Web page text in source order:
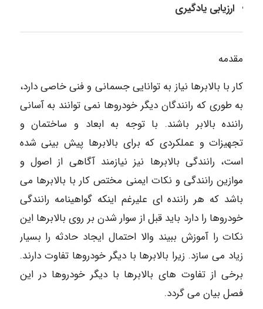
ارزیابی یادگیری
مقدمه
کار با بالابرها نیاز به توانایی جسمانی و فنی خاصی دارد،
به طوری که رانندگان دیگر خودروها نمی توانند به آسانی
راننده بالابر باشند. با توجه به ابعاد و ساختمان و
تجهیزات و عملکردی که برای بالابرها پیش بینی شده
است، رانندگی بالابرها نیز نیازمند آگاهی از اصول و
موازین رانندگی و نکات ایمنی مختص کار با بالابرها می
باشد که هر راننده ای علیرغم اینکه گواهینامه رانندگی
خودروها را دارد باید قبل از سوار شدن بر روی بالابرها این
نکات را آموزش ببیند والا احتمال ایجاد حادثه را بسیار
زیاد می سازد. زیرا بالابرها با دیگر خودروها تفاوت دارند.
برخی از تفاوت های بالابرها با دیگر خودروها در این
فصل بیان می گردد.